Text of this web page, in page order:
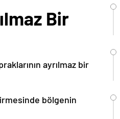
Bir
ayrılmaz bir
bölgenin